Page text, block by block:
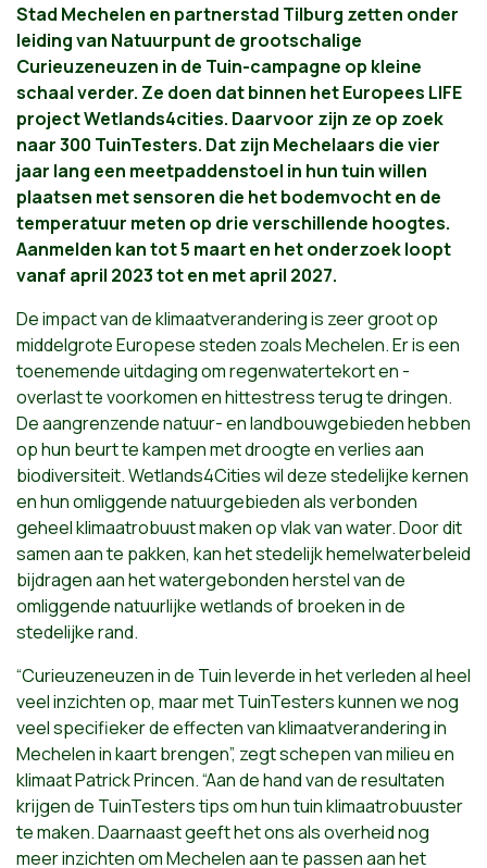
Stad Mechelen en partnerstad Tilburg zetten onder
leiding van Natuurpunt de grootschalige
Curieuzeneuzen in de Tuin-campagne op kleine
schaal verder. Ze doen dat binnen het Europees LIFE
project Wetlands4cities. Daarvoor zijn ze op zoek
naar 300 TuinTesters. Dat zijn Mechelaars die vier
jaar lang een meetpaddenstoel in hun tuin willen
plaatsen met sensoren die het bodemvocht en de
temperatuur meten op drie verschillende hoogtes.
Aanmelden kan tot 5 maart en het onderzoek loopt
vanaf april 2023 tot en met april 2027.
De impact van de klimaatverandering is zeer groot op
middelgrote Europese steden zoals Mechelen. Er is een
toenemende uitdaging om regenwatertekort en -
overlast te voorkomen en hittestress terug te dringen.
De aangrenzende natuur- en landbouwgebieden hebben
op hun beurt te kampen met droogte en verlies aan
biodiversiteit. Wetlands4Cities wil deze stedelijke kernen
en hun omliggende natuurgebieden als verbonden
geheel klimaatrobuust maken op vlak van water. Door dit
samen aan te pakken, kan het stedelijk hemelwaterbeleid
bijdragen aan het watergebonden herstel van de
omliggende natuurlijke wetlands of broeken in de
stedelijke rand.
“Curieuzeneuzen in de Tuin leverde in het verleden al heel
veel inzichten op, maar met TuinTesters kunnen we nog
veel specifieker de effecten van klimaatverandering in
Mechelen in kaart brengen”, zegt schepen van milieu en
klimaat Patrick Princen. “Aan de hand van de resultaten
krijgen de TuinTesters tips om hun tuin klimaatrobuuster
te maken. Daarnaast geeft het ons als overheid nog
meer inzichten om Mechelen aan te passen aan het